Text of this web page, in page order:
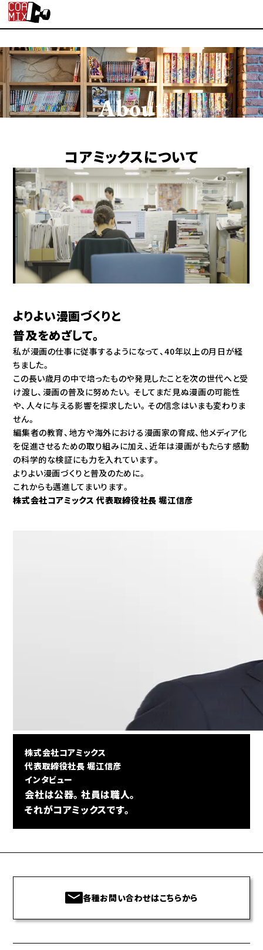
About
コアミックスについて
よりよい漫画づくりと
普及をめざして。
私が漫画の仕事に従事するようになって、40年以上の月日が経
ちました。
この長い歳月の中で培ったものや発見したことを次の世代へと受
け渡し、漫画の普及に努めたい。そしてまだ見ぬ漫画の可能性
や、人々に与える影響を探求したい。その信念はいまも変わりま
せん。
編集者の教育、地方や海外における漫画家の育成、他メディア化
を促進させるための取り組みに加え、近年は漫画がもたらす感動
の科学的な検証にも力を入れています。
よりよい漫画づくりと普及のために。
これからも邁進してまいります。
株式会社コアミックス 代表取締役社長 堀江信彦
株式会社コアミックス
代表取締役社長 堀江信彦
インタビュー
会社は公器。社員は職人。
それがコアミックスです。
各種お問い合わせはこちらから